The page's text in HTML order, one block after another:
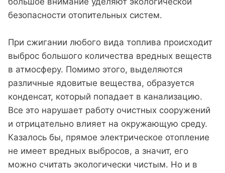
безопасности отопительных систем.
При сжигании любого вида топлива происходит
выброс большого количества вредных веществ
в атмосферу. Помимо этого, выделяются
различные ядовитые вещества, образуется
конденсат, который попадает в канализацию.
Все это нарушает работу очистных сооружений
и отрицательно влияет на окружающую среду.
Казалось бы, прямое электрическое отопление
не имеет вредных выбросов, а значит, его
можно считать экологически чистым. Но и в